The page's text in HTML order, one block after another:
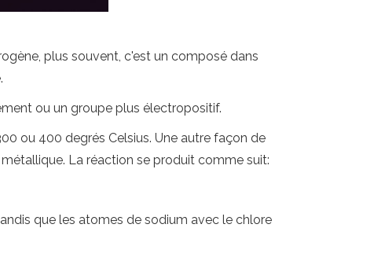
plus souvent, c'est un composé dans
ou un groupe plus électropositif.
ou 400 degrés Celsius. Une autre façon de
La réaction se produit comme suit:
que les atomes de sodium avec le chlore